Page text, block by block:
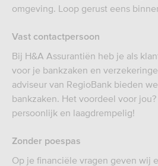
omgeving. Loop gerust eens
Vast contactpersoon
Bij H&A Assurantiën heb je als
voor je bankzaken en
adviseur van RegioBank bieden
bankzaken. Het voordeel voor
persoonlijk en laagdrempelig!
Zonder poespas
Op je financiële vragen geven wij